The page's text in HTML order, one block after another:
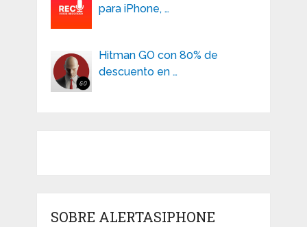
para iPhone, …
Hitman GO con 80% de
descuento en …
SOBRE ALERTASIPHONE